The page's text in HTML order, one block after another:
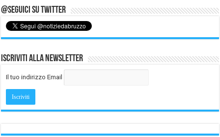
@Seguici su Twitter
Iscriviti alla Newsletter
Il tuo indirizzo Email